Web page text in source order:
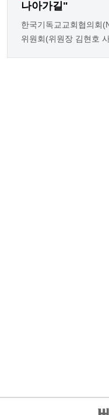
나아가길"
한국기독교교회협의회
위원회(위원장 김현호